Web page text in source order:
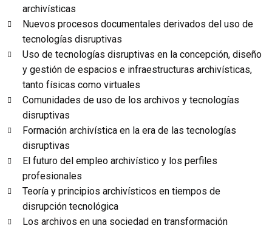
archivísticas
Nuevos procesos documentales derivados del uso de
tecnologías disruptivas
Uso de tecnologías disruptivas en la concepción, diseño
y gestión de espacios e infraestructuras archivísticas,
tanto físicas como virtuales
Comunidades de uso de los archivos y tecnologías
disruptivas
Formación archivística en la era de las tecnologías
disruptivas
El futuro del empleo archivístico y los perfiles
profesionales
Teoría y principios archivísticos en tiempos de
disrupción tecnológica
Los archivos en una sociedad en transformación